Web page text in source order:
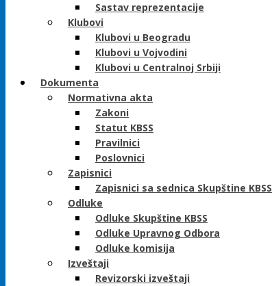
Sastav reprezentacije
Klubovi
Klubovi u Beogradu
Klubovi u Vojvodini
Klubovi u Centralnoj Srbiji
Dokumenta
Normativna akta
Zakoni
Statut KBSS
Pravilnici
Poslovnici
Zapisnici
Zapisnici sa sednica Skupštine KBSS
Odluke
Odluke Skupštine KBSS
Odluke Upravnog Odbora
Odluke komisija
Izveštaji
Revizorski izveštaji